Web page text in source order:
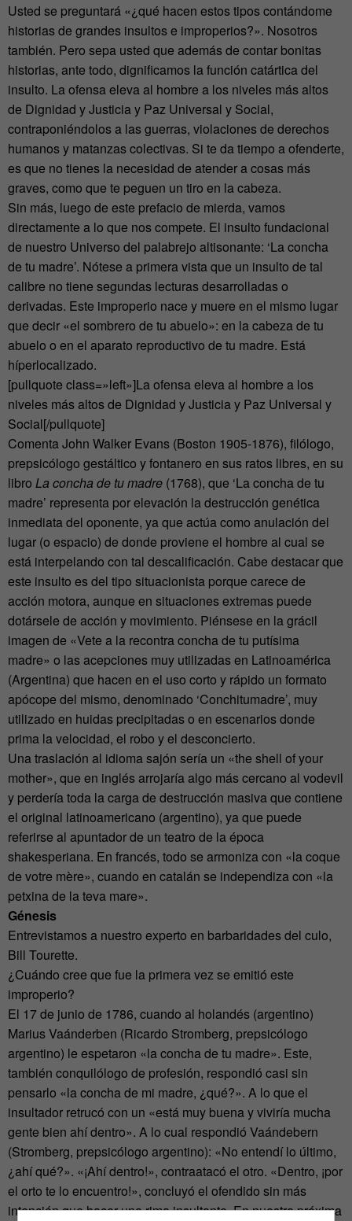
Usted se preguntará «¿qué hacen estos tipos contándome
historias de grandes insultos e improperios?». Nosotros
también. Pero sepa usted que además de contar bonitas
historias, ante todo, dignificamos la función catártica del
insulto. La ofensa eleva al hombre a los niveles más altos
de Dignidad y Justicia y Paz Universal y Social,
contraponiéndolos a las guerras, violaciones de derechos
humanos y matanzas colectivas. Si te da tiempo a ofenderte,
es que no tienes la necesidad de atender a cosas más
graves, como que te peguen un tiro en la cabeza.
Sin más, luego de este prefacio de mierda, vamos
directamente a lo que nos compete. El insulto fundacional
de nuestro Universo del palabrejo altisonante: ‘La concha
de tu madre’. Nótese a primera vista que un insulto de tal
calibre no tiene segundas lecturas desarrolladas o
derivadas. Este improperio nace y muere en el mismo lugar
que decir «el sombrero de tu abuelo»: en la cabeza de tu
abuelo o en el aparato reproductivo de tu madre. Está
híperlocalizado.
[pullquote class=»left»]La ofensa eleva al hombre a los
niveles más altos de Dignidad y Justicia y Paz Universal y
Social[/pullquote]
Comenta John Walker Evans (Boston 1905-1876), filólogo,
prepsicólogo gestáltico y fontanero en sus ratos libres, en su
libro La concha de tu madre (1768), que ‘La concha de tu
madre’ representa por elevación la destrucción genética
inmediata del oponente, ya que actúa como anulación del
lugar (o espacio) de donde proviene el hombre al cual se
está interpelando con tal descalificación. Cabe destacar que
este insulto es del tipo situacionista porque carece de
acción motora, aunque en situaciones extremas puede
dotársele de acción y movimiento. Piénsese en la grácil
imagen de «Vete a la recontra concha de tu putísima
madre» o las acepciones muy utilizadas en Latinoamérica
(Argentina) que hacen en el uso corto y rápido un formato
apócope del mismo, denominado ‘Conchitumadre’, muy
utilizado en huidas precipitadas o en escenarios donde
prima la velocidad, el robo y el desconcierto.
Una traslación al idioma sajón sería un «the shell of your
mother», que en inglés arrojaría algo más cercano al vodevil
y perdería toda la carga de destrucción masiva que contiene
el original latinoamericano (argentino), ya que puede
referirse al apuntador de un teatro de la época
shakesperiana. En francés, todo se armoniza con «la coque
de votre mère», cuando en catalán se independiza con «la
petxina de la teva mare».
Génesis
Entrevistamos a nuestro experto en barbaridades del culo,
Bill Tourette.
¿Cuándo cree que fue la primera vez se emitió este
improperio?
El 17 de junio de 1786, cuando al holandés (argentino)
Marius Vaánderben (Ricardo Stromberg, prepsicólogo
argentino) le espetaron «la concha de tu madre». Este,
también conquilólogo de profesión, respondió casi sin
pensarlo «la concha de mi madre, ¿qué?». A lo que el
insultador retrucó con un «está muy buena y viviría mucha
gente bien ahí dentro». A lo cual respondió Vaándebern
(Stromberg, prepsicólogo argentino): «No entendí lo último,
¿ahí qué?». «¡Ahí dentro!», contraatacó el otro. «Dentro, ¡por
el orto te lo encuentro!», concluyó el ofendido sin más
intención que hacer una rima insultante. En nuestra próxima